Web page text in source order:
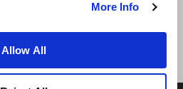
More Info
Allow All